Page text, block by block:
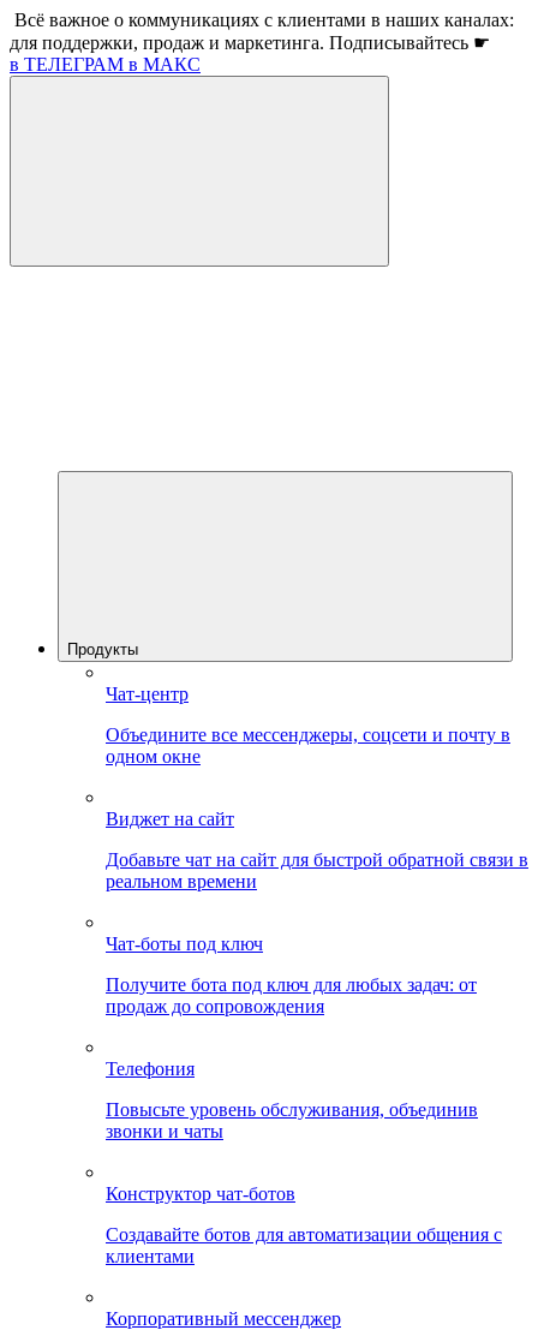
Всё важное о коммуникациях с клиентами в наших каналах:
для поддержки, продаж и маркетинга. Подписывайтесь ☛
в ТЕЛЕГРАМ в МАКС
Продукты
Чат-центр
Объедините все мессенджеры, соцсети и почту в
одном окне
Виджет на сайт
Добавьте чат на сайт для быстрой обратной связи в
реальном времени
Чат-боты под ключ
Получите бота под ключ для любых задач: от
продаж до сопровождения
Телефония
Повысьте уровень обслуживания, объединив
звонки и чаты
Конструктор чат-ботов
Создавайте ботов для автоматизации общения с
клиентами
Корпоративный мессенджер